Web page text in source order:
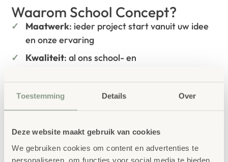
Toestemming Details Over
Deze website maakt gebruik van cookies
We gebruiken cookies om content en advertenties te
personaliseren, om functies voor social media te bieden
Waarom School Concept?
Maatwerk: ieder project start vanuit uw idee
en onze ervaring
Kwaliteit: al ons school- en
voldoet aan GS- en TÜV-keuringen
Duurzaamheid
: wij werken met circulaire
100% FSC-gecertificeerd Scandinavisch hout.
Daarnaast zelfs voorzien van het
milieukeurmerkEU-Ecolabel.